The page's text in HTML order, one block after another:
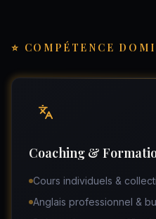
⭐ COMPÉTENCE
Coaching &
Cours individuels &
Anglais professionnel &